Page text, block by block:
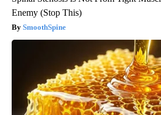
Enemy (Stop This)
SmoothSpine